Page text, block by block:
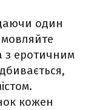
один
з еротичним
кожен